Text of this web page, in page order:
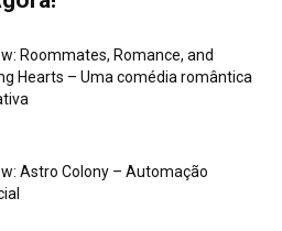
Roommates, Romance, and
Hearts – Uma comédia romântica
Astro Colony – Automação